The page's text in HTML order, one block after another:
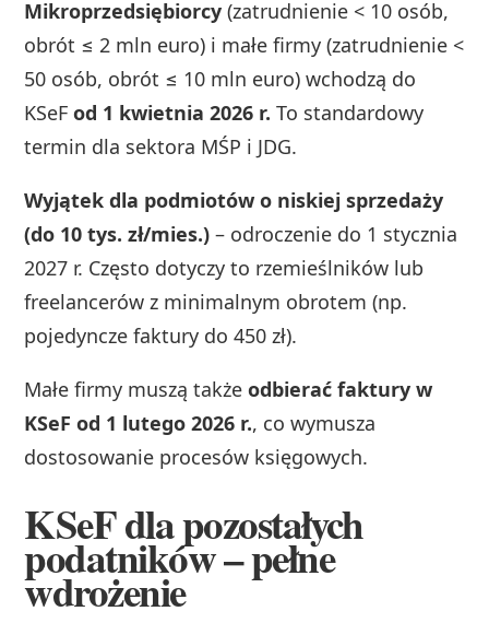
Mikroprzedsiębiorcy (zatrudnienie < 10 osób,
obrót ≤ 2 mln euro) i małe firmy (zatrudnienie <
50 osób, obrót ≤ 10 mln euro) wchodzą do
KSeFod 1 kwietnia 2026 r. To standardowy
termin dla sektora MŚP i JDG.
Wyjątek dla podmiotów o niskiej sprzedaży
(do 10 tys. zł/mies.) – odroczenie do 1 stycznia
2027 r. Często dotyczy to rzemieślników lub
freelancerów z minimalnym obrotem (np.
pojedyncze faktury do 450 zł).
Małe firmy muszą takżeodbierać faktury w
KSeF od 1 lutego 2026 r., co wymusza
dostosowanie procesów księgowych.
KSeF dla pozostałych
podatników – pełne
wdrożenie